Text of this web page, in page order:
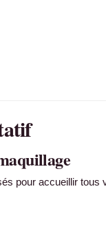
pour accueillir tous